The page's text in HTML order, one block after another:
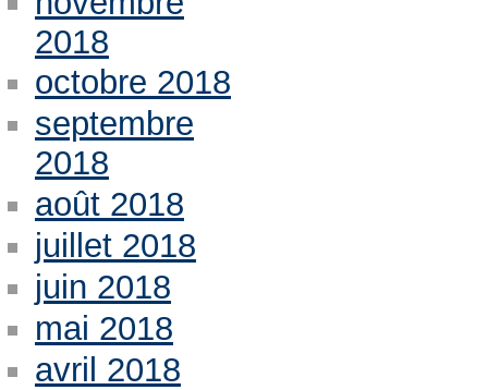
2018
octobre 2018
septembre
2018
août 2018
juillet 2018
juin 2018
mai 2018
avril 2018